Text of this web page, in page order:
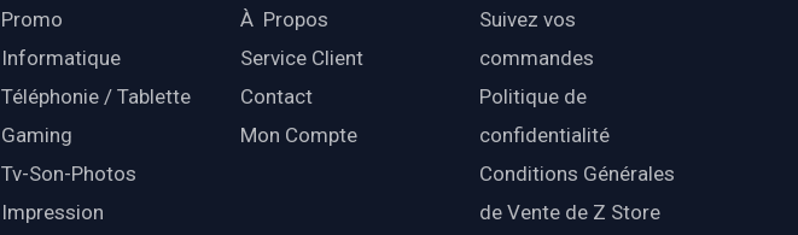
Promo
Informatique
Téléphonie / Tablette
Gaming
Tv-Son-Photos
Impression
À Propos
Service Client
Contact
Mon Compte
Suivez vos
commandes
Politique de
confidentialité
Conditions Générales
de Vente de Z Store